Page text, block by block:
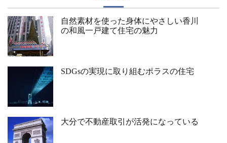
自然素材を使った身体にやさしい香川
の和風一戸建て住宅の魅力
SDGsの実現に取り組むポラスの住宅
大分で不動産取引が活発になっている